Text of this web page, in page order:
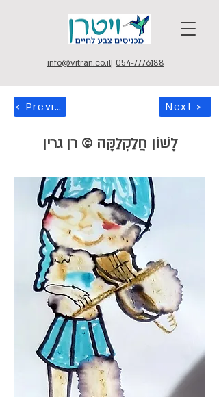
info@vitran.co.il| 054-7776188
< Previous Next >
לָשׁוֹן חֲלַקְלַקָּה © רן גרין